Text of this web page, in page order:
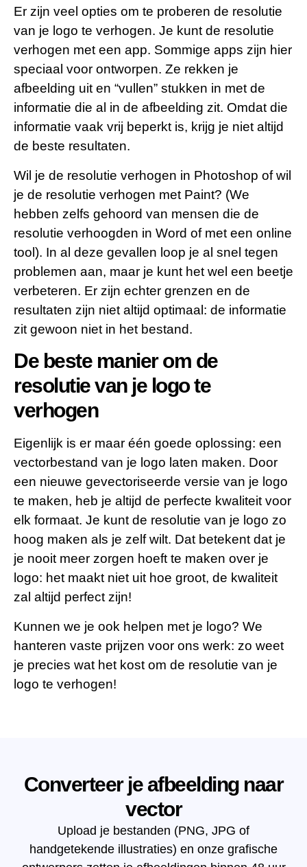
Er zijn veel opties om te proberen de resolutie
van je logo te verhogen. Je kunt de resolutie
verhogen met een app. Sommige apps zijn hier
speciaal voor ontworpen. Ze rekken je
afbeelding uit en “vullen” stukken in met de
informatie die al in de afbeelding zit. Omdat die
informatie vaak vrij beperkt is, krijg je niet altijd
de beste resultaten.
Wil je de resolutie verhogen in Photoshop of wil
je de resolutie verhogen met Paint? (We
hebben zelfs gehoord van mensen die de
resolutie verhoogden in Word of met een online
tool). In al deze gevallen loop je al snel tegen
problemen aan, maar je kunt het wel een beetje
verbeteren. Er zijn echter grenzen en de
resultaten zijn niet altijd optimaal: de informatie
zit gewoon niet in het bestand.
De beste manier om de
resolutie van je logo te
verhogen
Eigenlijk is er maar één goede oplossing: een
vectorbestand van je logo laten maken. Door
een nieuwe gevectoriseerde versie van je logo
te maken, heb je altijd de perfecte kwaliteit voor
elk formaat. Je kunt de resolutie van je logo zo
hoog maken als je zelf wilt. Dat betekent dat je
je nooit meer zorgen hoeft te maken over je
logo: het maakt niet uit hoe groot, de kwaliteit
zal altijd perfect zijn!
Kunnen we je ook helpen met je logo? We
hanteren vaste prijzen voor ons werk: zo weet
je precies wat het kost om de resolutie van je
logo te verhogen!
Converteer je afbeelding naar
vector
Upload je bestanden (PNG, JPG of
handgetekende illustraties) en onze grafische